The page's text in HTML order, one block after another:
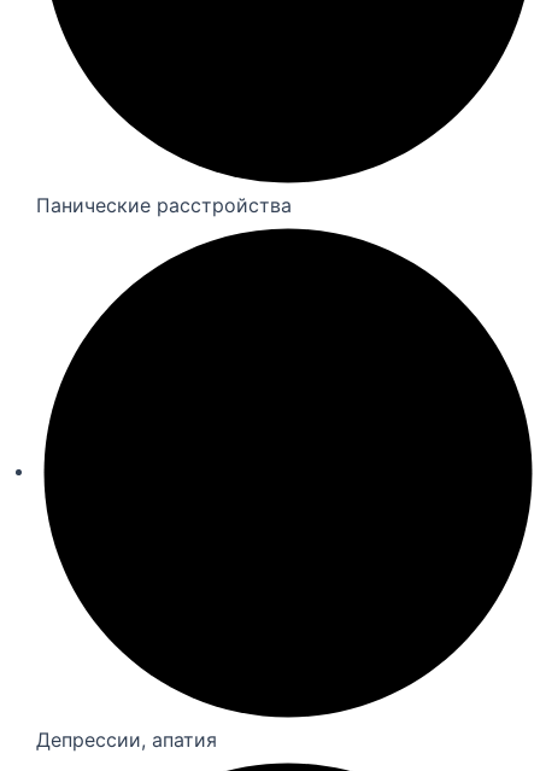
Панические расстройства
Депрессии, апатия